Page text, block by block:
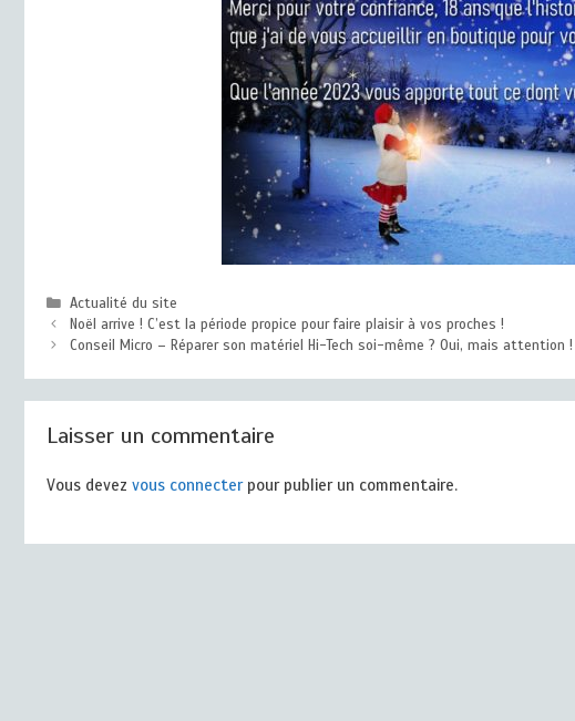
Catégories
Actualité du site
Noël arrive ! C’est la période propice pour faire plaisir à vos proches !
Conseil Micro – Réparer son matériel Hi-Tech soi-même ? Oui, mais attention !
Laisser un commentaire
Vous devez vous connecterpour publier un commentaire.